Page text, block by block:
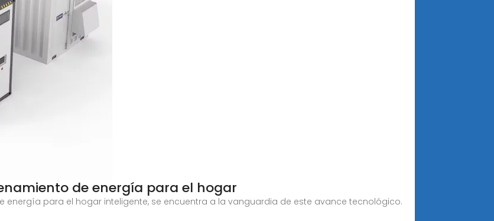
de energía para el hogar
energía para el hogar inteligente, se encuentra a la vanguardia de este avance tecnológico.